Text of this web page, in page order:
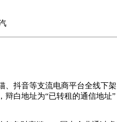
音等支流电商平台全线下架
白地址为“已转租的通信地